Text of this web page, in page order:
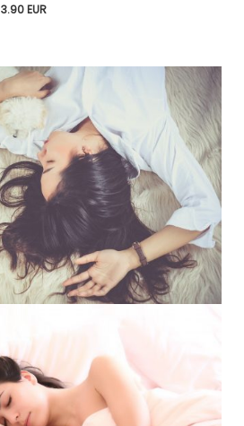
3.90 EUR